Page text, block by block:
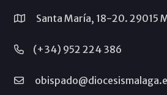
Santa María, 18-20. 29015
(+34) 952 224 386